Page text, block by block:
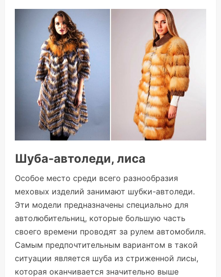
Шуба-автоледи, лиса
Особое место среди всего разнообразия
меховых изделий занимают шубки-автоледи.
Эти модели предназначены специально для
автолюбительниц, которые большую часть
своего времени проводят за рулем автомобиля.
Самым предпочтительным вариантом в такой
ситуации является шуба из стриженной лисы,
которая оканчивается значительно выше